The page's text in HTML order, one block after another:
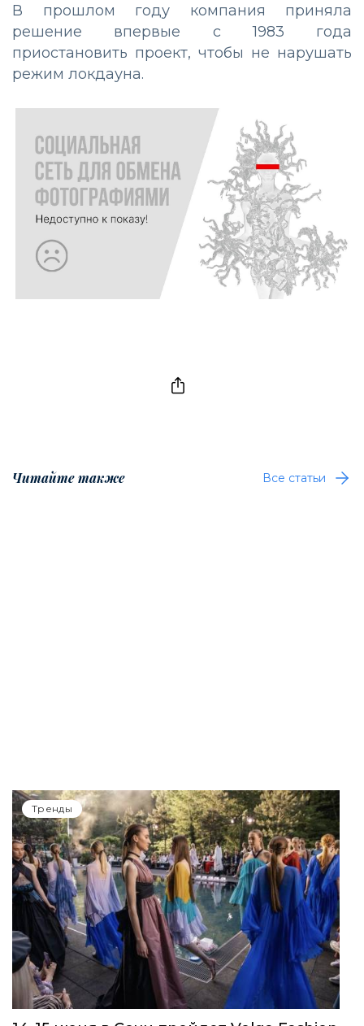
В прошлом году компания приняла
решение впервые с 1983 года
приостановить проект, чтобы не нарушать
режим локдауна.
Читайте также Все статьи
Тренды